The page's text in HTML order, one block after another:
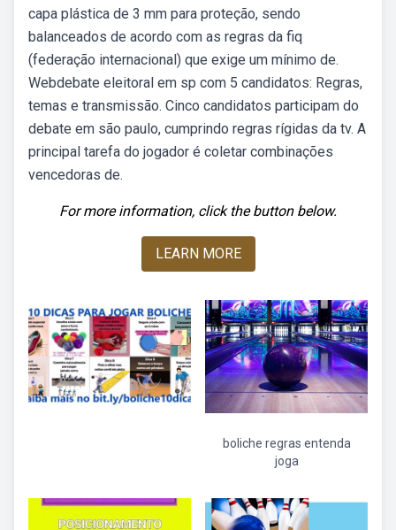
capa plástica de 3 mm para proteção, sendo
balanceados de acordo com as regras da fiq
(federação internacional) que exige um mínimo de.
Webdebate eleitoral em sp com 5 candidatos: Regras,
temas e transmissão. Cinco candidatos participam do
debate em são paulo, cumprindo regras rígidas da tv. A
principal tarefa do jogador é coletar combinações
vencedoras de.
For more information, click the button below.
LEARN MORE
boliche regras entenda
joga